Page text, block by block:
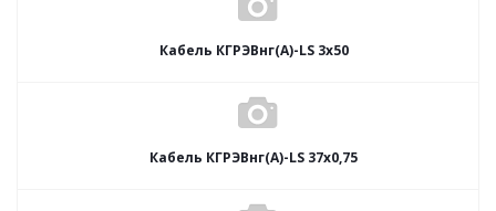
Кабель КГРЭВнг(А)-LS 3х50
Кабель КГРЭВнг(А)-LS 37х0,75